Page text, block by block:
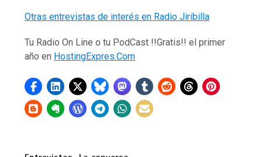
Otras entrevistas de interés en Radio Jiribilla
Tu Radio On Line o tu PodCast !!Gratis!! el primer
año en HostingExpres.Com